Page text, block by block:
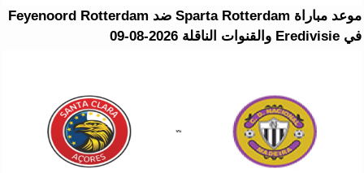
موعد مباراة Sparta Rotterdam ضد Feyenoord Rotterdam
في Eredivisie والقنوات الناقلة 2026-08-09